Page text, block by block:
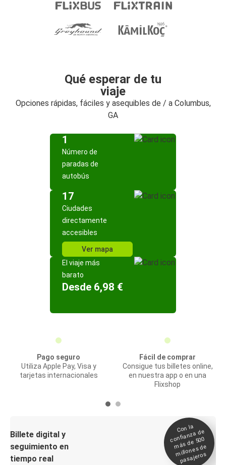
Qué esperar de tu
viaje
Opciones rápidas, fáciles y asequibles de / a Columbus,
GA
1
Número de
paradas de
autobús
17
Ciudades
directamente
accesibles
Ver mapa
El viaje más
barato
Desde 6,98 €
Pago seguro
Utiliza Apple Pay, Visa y
tarjetas internacionales
Fácil de comprar
Consigue tus billetes online,
en nuestra app o en una
Flixshop
Billete digital y
seguimiento en
tiempo real
Con la
confianza de
más de 500
millones de
pasajeros